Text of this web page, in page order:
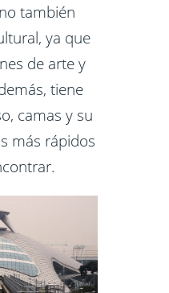
también
ya que
de arte y
tiene
camas y su
más rápidos